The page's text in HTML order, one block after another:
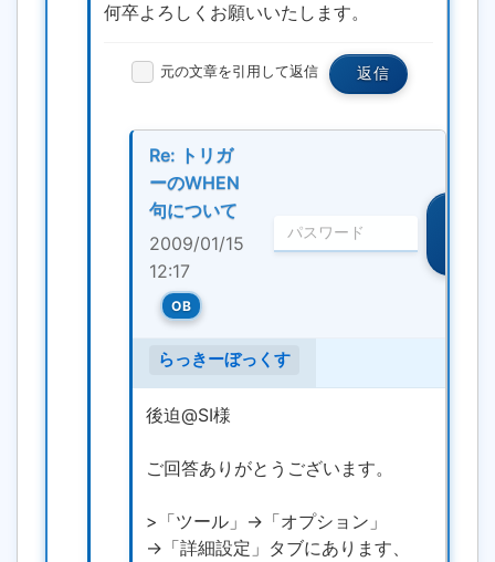
何卒よろしくお願いいたします。
元の文章を引用して返信 返信
Re: トリガ
ーのWHEN
句について
2009/01/15
12:17
OB
らっきーぼっくす
後迫@SI様
ご回答ありがとうございます。
>「ツール」→「オプション」
→「詳細設定」タブにあります、